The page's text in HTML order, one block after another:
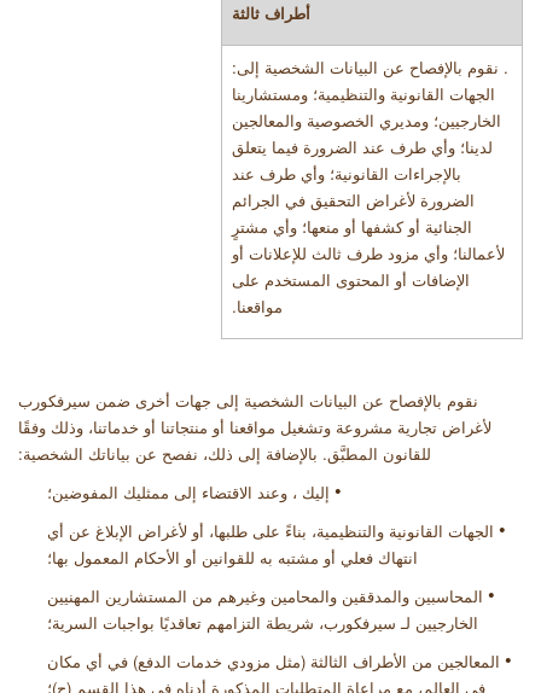
أطراف ثالثة
. نقوم بالإفصاح عن البيانات الشخصية إلى:
الجهات القانونية والتنظيمية؛ ومستشارينا
الخارجيين؛ ومديري الخصوصية والمعالجين
لدينا؛ وأي طرف عند الضرورة فيما يتعلق
بالإجراءات القانونية؛ وأي طرف عند
الضرورة لأغراض التحقيق في الجرائم
الجنائية أو كشفها أو منعها؛ وأي مشترٍ
لأعمالنا؛ وأي مزود طرف ثالث للإعلانات أو
الإضافات أو المحتوى المستخدم على
مواقعنا.
نقوم بالإفصاح عن البيانات الشخصية إلى جهات أخرى ضمن سيرفكورب
لأغراض تجارية مشروعة وتشغيل مواقعنا أو منتجاتنا أو خدماتنا، وذلك وفقًا
للقانون المطبَّق. بالإضافة إلى ذلك، نفصح عن بياناتك الشخصية:
• إليك ، وعند الاقتضاء إلى ممثليك المفوضين؛
• الجهات القانونية والتنظيمية، بناءً على طلبها، أو لأغراض الإبلاغ عن أي
انتهاك فعلي أو مشتبه به للقوانين أو الأحكام المعمول بها؛
• المحاسبين والمدققين والمحامين وغيرهم من المستشارين المهنيين
الخارجيين لـ سيرفكورب، شريطة التزامهم تعاقديًا بواجبات السرية؛
• المعالجين من الأطراف الثالثة (مثل مزودي خدمات الدفع) في أي مكان
في العالم، مع مراعاة المتطلبات المذكورة أدناه في هذا القسم (ح)؛